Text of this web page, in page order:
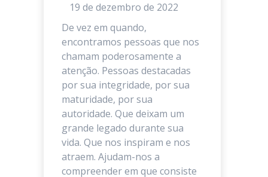
19 de dezembro de 2022
De vez em quando,
encontramos pessoas que nos
chamam poderosamente a
atenção. Pessoas destacadas
por sua integridade, por sua
maturidade, por sua
autoridade. Que deixam um
grande legado durante sua
vida. Que nos inspiram e nos
atraem. Ajudam-nos a
compreender em que consiste